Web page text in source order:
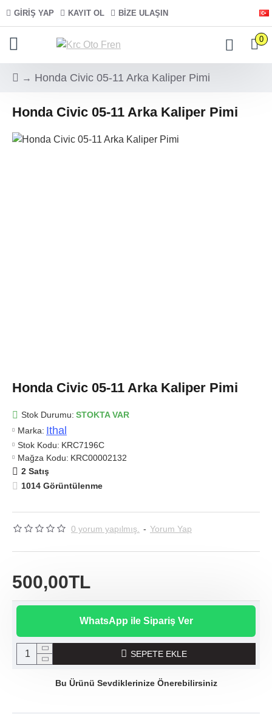
GIRIŞ YAP KAYIT OL BIZE ULAŞIN
0
Honda Civic 05-11 Arka Kaliper Pimi
Honda Civic 05-11 Arka Kaliper Pimi
Honda Civic 05-11 Arka Kaliper Pimi
Stok Durumu: STOKTA VAR
Marka: Ithal
Stok Kodu: KRC7196C
Mağza Kodu: KRC00002132
2 Satış
1014 Görüntülenme
0 yorum yapılmış. - Yorum Yap
500,00TL
WhatsApp ile Sipariş Ver
SEPETE EKLE
Bu Ürünü Sevdiklerinize Önerebilirsiniz